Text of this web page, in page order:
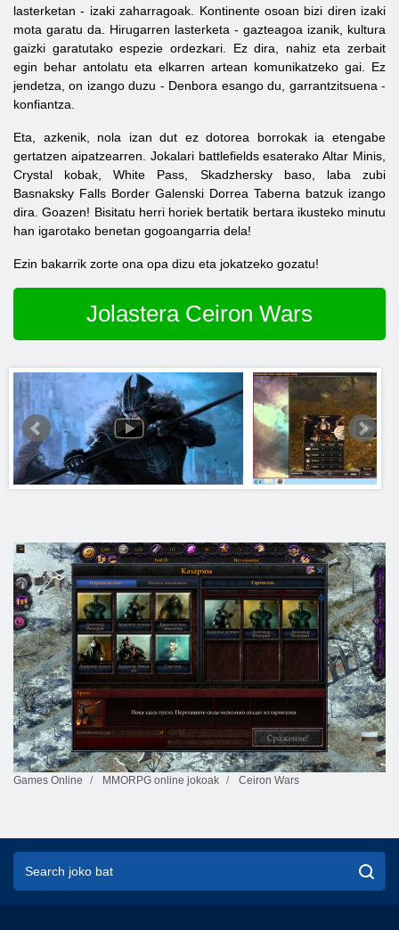
lasterketan - izaki zaharragoak. Kontinente osoan bizi diren izaki
mota garatu da. Hirugarren lasterketa - gazteagoa izanik, kultura
gaizki garatutako espezie ordezkari. Ez dira, nahiz eta zerbait
egin behar antolatu eta elkarren artean komunikatzeko gai. Ez
jendetza, on izango duzu - Denbora esango du, garrantzitsuena -
konfiantza.
Eta, azkenik, nola izan dut ez dotorea borrokak ia etengabe
gertatzen aipatzearren. Jokalari battlefields esaterako Altar Minis,
Crystal kobak, White Pass, Skadzhersky baso, laba zubi
Basnaksky Falls Border Galenski Dorrea Taberna batzuk izango
dira. Goazen! Bisitatu herri horiek bertatik bertara ikusteko minutu
han igarotako benetan gogoangarria dela!
Ezin bakarrik zorte ona opa dizu eta jokatzeko gozatu!
Jolastera Ceiron Wars
Games Online MMORPG online jokoak Ceiron Wars